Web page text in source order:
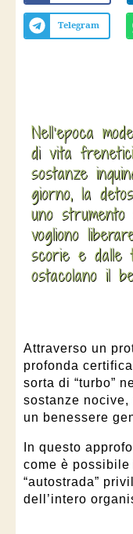
Telegram
Nell’epoca
di vita
sostanze
giorno, la
uno
vogliono
scorie e dalle
ostacolano il
Attraverso un
profonda
sorta di “turbo”
sostanze
un benessere
In questo
come è
“autostrada”
dell’intero